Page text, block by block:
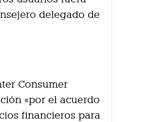
delegado de
Consumer
«por el acuerdo
financieros para